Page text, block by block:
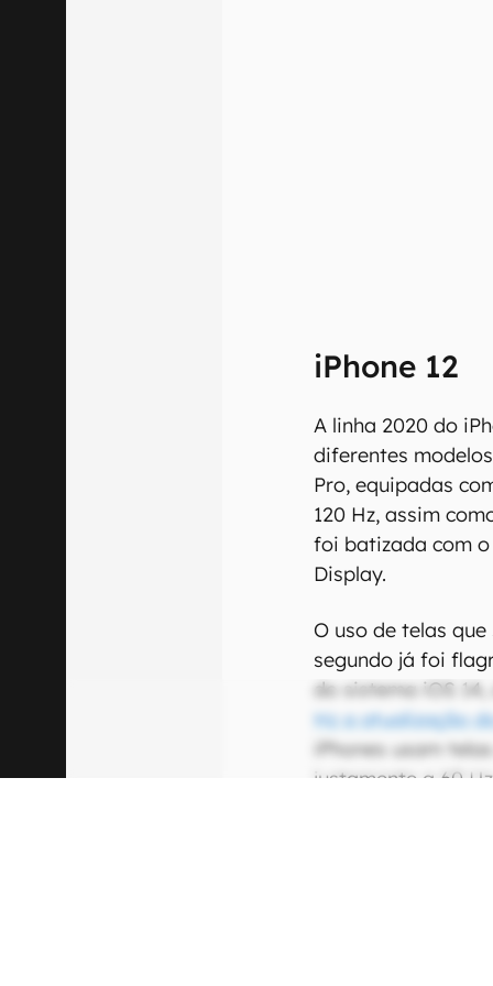
iPhone 12
A linha 2020 do
diferentes
Pro, equipadas
120 Hz, assim
foi batizada com
Display.
O uso de telas
segundo já foi
do sistema iOS
Hz a atualização
iPhones usam
justamente a 60